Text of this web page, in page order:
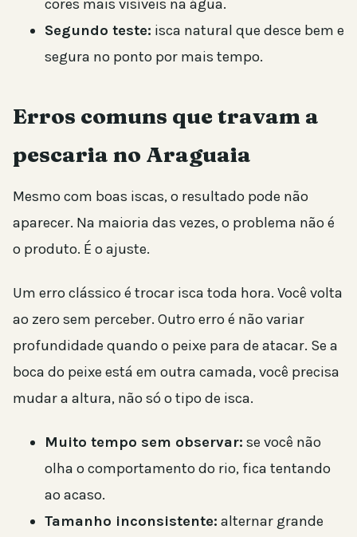
cores mais visíveis na água.
Segundo teste: isca natural que desce bem e
segura no ponto por mais tempo.
Erros comuns que travam a
pescaria no Araguaia
Mesmo com boas iscas, o resultado pode não
aparecer. Na maioria das vezes, o problema não é
o produto. É o ajuste.
Um erro clássico é trocar isca toda hora. Você volta
ao zero sem perceber. Outro erro é não variar
profundidade quando o peixe para de atacar. Se a
boca do peixe está em outra camada, você precisa
mudar a altura, não só o tipo de isca.
Muito tempo sem observar: se você não
olha o comportamento do rio, fica tentando
ao acaso.
Tamanho inconsistente: alternar grande